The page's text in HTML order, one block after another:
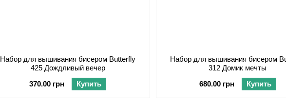
Набор для вышивания бисером Butterfly
425 Дождливый вечер
370.00 грн
Купить
Набор для вышивания бисером
312 Домик мечты
680.00 грн
Купить